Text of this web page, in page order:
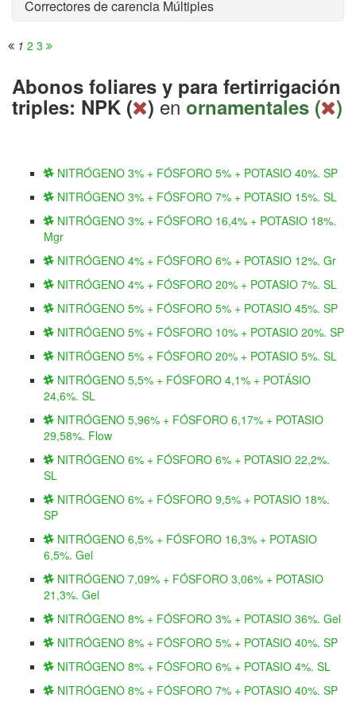
Correctores de carencia Múltiples
1 2 3
Abonos foliares y para fertirrigación
triples: NPK ( ) enornamentales ( )
NITRÓGENO 3% + FÓSFORO 5% + POTASIO 40%. SP
NITRÓGENO 3% + FÓSFORO 7% + POTASIO 15%. SL
NITRÓGENO 3% + FÓSFORO 16,4% + POTASIO 18%.
Mgr
NITRÓGENO 4% + FÓSFORO 6% + POTASIO 12%. Gr
NITRÓGENO 4% + FÓSFORO 20% + POTASIO 7%. SL
NITRÓGENO 5% + FÓSFORO 5% + POTASIO 45%. SP
NITRÓGENO 5% + FÓSFORO 10% + POTASIO 20%. SP
NITRÓGENO 5% + FÓSFORO 20% + POTASIO 5%. SL
NITRÓGENO 5,5% + FÓSFORO 4,1% + POTÁSIO
24,6%. SL
NITRÓGENO 5,96% + FÓSFORO 6,17% + POTASIO
29,58%. Flow
NITRÓGENO 6% + FÓSFORO 6% + POTASIO 22,2%.
SL
NITRÓGENO 6% + FÓSFORO 9,5% + POTASIO 18%.
SP
NITRÓGENO 6,5% + FÓSFORO 16,3% + POTASIO
6,5%. Gel
NITRÓGENO 7,09% + FÓSFORO 3,06% + POTASIO
21,3%. Gel
NITRÓGENO 8% + FÓSFORO 3% + POTASIO 36%. Gel
NITRÓGENO 8% + FÓSFORO 5% + POTASIO 40%. SP
NITRÓGENO 8% + FÓSFORO 6% + POTASIO 4%. SL
NITRÓGENO 8% + FÓSFORO 7% + POTASIO 40%. SP